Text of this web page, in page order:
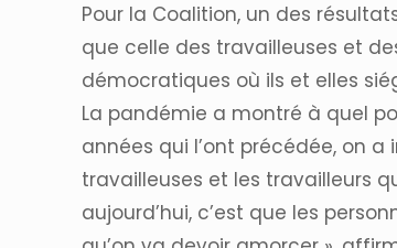
Pour la Coalition, un des
que celle des travailleuses et
démocratiques où ils et elles
La pandémie a montré à quel
années qui l’ont précédée, on
travailleuses et les travailleurs
aujourd’hui, c’est que les